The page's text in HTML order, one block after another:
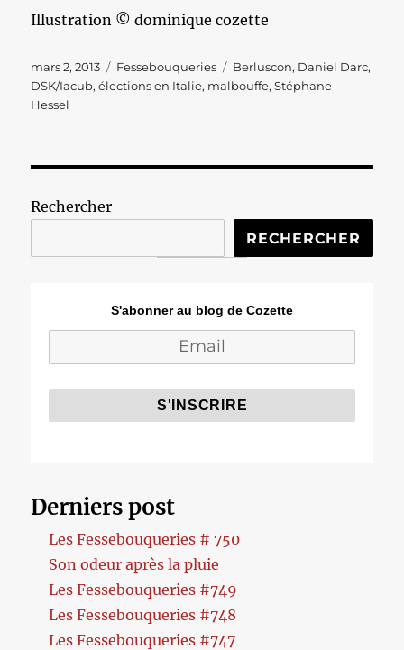
Illustration © dominique cozette
Publié
le
mars 2, 2013 Catégories
Fessebouqueries Étiquettes
Berluscon, Daniel Darc,
DSK/Iacub,élections en Italie, malbouffe,Stéphane
Hessel
Rechercher
RECHERCHER
S'abonner au blog de Cozette
Derniers post
Les Fessebouqueries # 750
Son odeur après la pluie
Les Fessebouqueries #749
Les Fessebouqueries #748
Les Fessebouqueries #747